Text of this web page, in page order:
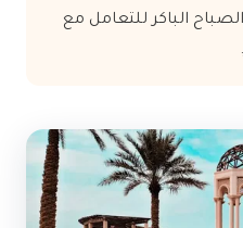
الباكر للتعامل مع